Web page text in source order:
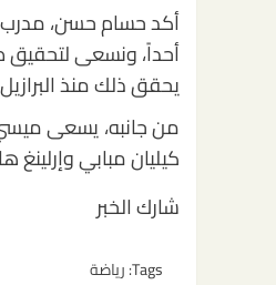
أكد حسام حسن، مدرب
أحداً، ونسعى لتحقيق
يحقق ذلك منذ البرازيل
كيليان مبابي وإرلينغ
شارك الخبر
Tags: رياضة